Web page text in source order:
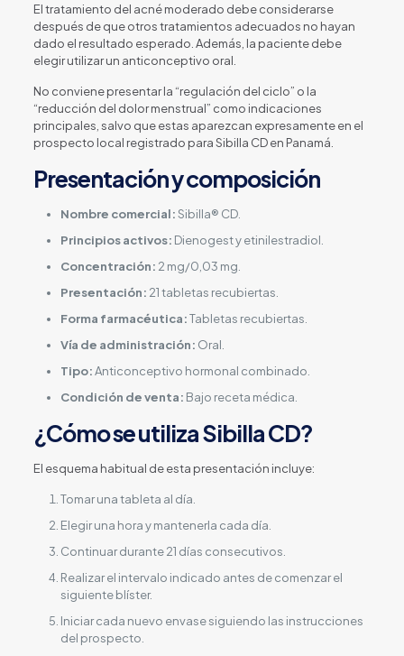
El tratamiento del acné moderado debe considerarse
después de que otros tratamientos adecuados no hayan
dado el resultado esperado. Además, la paciente debe
elegir utilizar un anticonceptivo oral.
No conviene presentar la “regulación del ciclo” o la
“reducción del dolor menstrual” como indicaciones
principales, salvo que estas aparezcan expresamente en el
prospecto local registrado para Sibilla CD en Panamá.
Presentación y composición
Nombre comercial:Sibilla® CD.
Principios activos: Dienogest y etinilestradiol.
Concentración: 2 mg/0,03 mg.
Presentación: 21 tabletas recubiertas.
Forma farmacéutica:Tabletas recubiertas.
Vía de administración: Oral.
Tipo:Anticonceptivo hormonal combinado.
Condición de venta: Bajo receta médica.
¿Cómo se utiliza Sibilla CD?
El esquema habitual de esta presentación incluye:
Tomar una tableta al día.
Elegir una hora y mantenerla cada día.
Continuar durante 21 días consecutivos.
Realizar el intervalo indicado antes de comenzar el
siguiente blíster.
Iniciar cada nuevo envase siguiendo las instrucciones
del prospecto.